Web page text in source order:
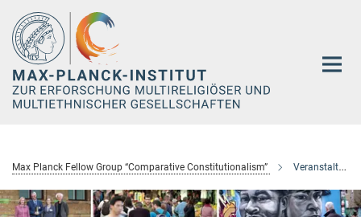
Hauptinhalt
Max Planck Fellow Group “Comparative Constitutionalism” Veranstaltungen